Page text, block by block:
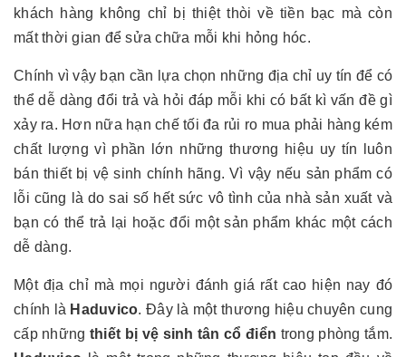
khách hàng không chỉ bị thiệt thòi về tiền bạc mà còn
mất thời gian để sửa chữa mỗi khi hỏng hóc.
Chính vì vậy bạn cần lựa chọn những địa chỉ uy tín để có
thể dễ dàng đổi trả và hỏi đáp mỗi khi có bất kì vấn đề gì
xảy ra. Hơn nữa hạn chế tối đa rủi ro mua phải hàng kém
chất lượng vì phần lớn những thương hiệu uy tín luôn
bán thiết bị vệ sinh chính hãng. Vì vậy nếu sản phẩm có
lỗi cũng là do sai số hết sức vô tình của nhà sản xuất và
bạn có thể trả lại hoặc đổi một sản phẩm khác một cách
dễ dàng.
Một địa chỉ mà mọi người đánh giá rất cao hiện nay đó
chính là Haduvico. Đây là một thương hiệu chuyên cung
cấp những thiết bị vệ sinh tân cổ điển trong phòng tắm.